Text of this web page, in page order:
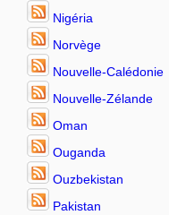
Nigéria
Norvège
Nouvelle-Calédonie
Nouvelle-Zélande
Oman
Ouganda
Ouzbekistan
Pakistan